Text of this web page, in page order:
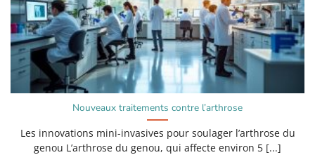
Nouveaux traitements contre l’arthrose
Les innovations mini-invasives pour soulager l’arthrose du
genou L’arthrose du genou, qui affecte environ 5 [...]